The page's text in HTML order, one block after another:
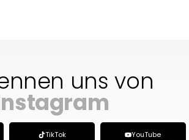
uns von
TikTok
TikTok YouTube